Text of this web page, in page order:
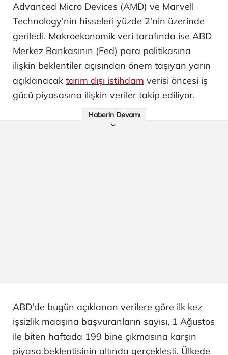
Advanced Micro Devices (AMD) ve Marvell
Technology'nin hisseleri yüzde 2'nin üzerinde
geriledi. Makroekonomik veri tarafında ise ABD
Merkez Bankasının (Fed) para politikasına
ilişkin beklentiler açısından önem taşıyan yarın
açıklanacak tarım dışı istihdam verisi öncesi iş
gücü piyasasına ilişkin veriler takip ediliyor.
Haberin Devamı
ABD'de bugün açıklanan verilere göre ilk kez
işsizlik maaşına başvuranların sayısı, 1 Ağustos
ile biten haftada 199 bine çıkmasına karşın
piyasa beklentisinin altında gerçekleşti. Ülkede